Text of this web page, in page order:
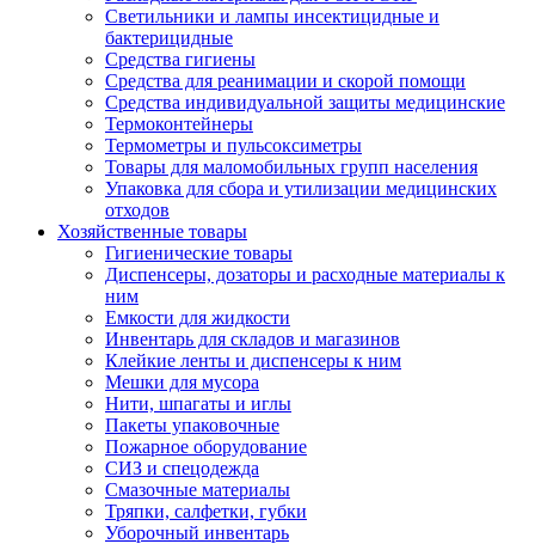
Светильники и лампы инсектицидные и
бактерицидные
Средства гигиены
Средства для реанимации и скорой помощи
Средства индивидуальной защиты медицинские
Термоконтейнеры
Термометры и пульсоксиметры
Товары для маломобильных групп населения
Упаковка для сбора и утилизации медицинских
отходов
Хозяйственные товары
Гигиенические товары
Диспенсеры, дозаторы и расходные материалы к
ним
Емкости для жидкости
Инвентарь для складов и магазинов
Клейкие ленты и диспенсеры к ним
Мешки для мусора
Нити, шпагаты и иглы
Пакеты упаковочные
Пожарное оборудование
СИЗ и спецодежда
Смазочные материалы
Тряпки, салфетки, губки
Уборочный инвентарь